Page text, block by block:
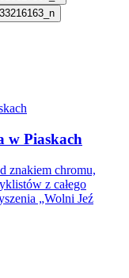
w Piaskach
znakiem chromu,
z całego
„Wolni Jeź